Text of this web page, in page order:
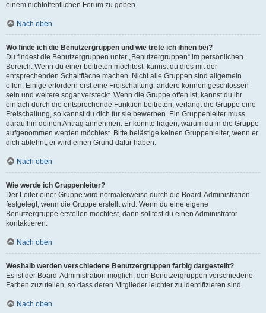
einem nichtöffentlichen Forum zu geben.
Nach oben
Wo finde ich die Benutzergruppen und wie trete ich ihnen bei?
Du findest die Benutzergruppen unter „Benutzergruppen“ im persönlichen
Bereich. Wenn du einer beitreten möchtest, kannst du dies mit der
entsprechenden Schaltfläche machen. Nicht alle Gruppen sind allgemein
offen. Einige erfordern erst eine Freischaltung, andere können geschlossen
sein und weitere sogar versteckt. Wenn die Gruppe offen ist, kannst du ihr
einfach durch die entsprechende Funktion beitreten; verlangt die Gruppe eine
Freischaltung, so kannst du dich für sie bewerben. Ein Gruppenleiter muss
daraufhin deinen Antrag annehmen. Er könnte fragen, warum du in die Gruppe
aufgenommen werden möchtest. Bitte belästige keinen Gruppenleiter, wenn er
dich ablehnt, er wird einen Grund dafür haben.
Nach oben
Wie werde ich Gruppenleiter?
Der Leiter einer Gruppe wird normalerweise durch die Board-Administration
festgelegt, wenn die Gruppe erstellt wird. Wenn du eine eigene
Benutzergruppe erstellen möchtest, dann solltest du einen Administrator
kontaktieren.
Nach oben
Weshalb werden verschiedene Benutzergruppen farbig dargestellt?
Es ist der Board-Administration möglich, den Benutzergruppen verschiedene
Farben zuzuteilen, so dass deren Mitglieder leichter zu identifizieren sind.
Nach oben